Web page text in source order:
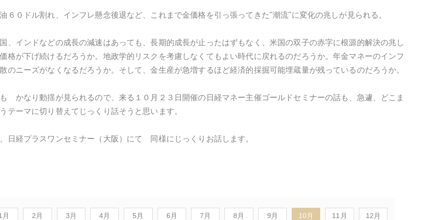
６０ドル割れ、インフレ懸念後退など、これまで金価格を引っ張ってきた"潮流"に変化の兆しが見られる。
、インドなどの成長の減速はあっても、長期的成長が止ったはずもなく、米国の双子の赤字に根源的解決の兆し
格が下げ続けるだろうか。地政学的リスクを考慮しなくてもよい時代に戻れるのだろうか。年金マネーのインフ
のニーズがなくなるだろうか。そして、金生産が急増するほど経済的採掘可能埋蔵量が残っているのだろうか。
かなり動揺が見られるので、来る１０月２３日開催の日経マネー主催ゴールドセミナーの話も、急遽、どこま
テーマに切り替えてじっくり話そうと思います。
日経プラスワンセミナー（大阪）にて 同様にじっくりお話します。
月 2月 3月 4月 5月 6月 7月 8月 9月 10月 11月 12月